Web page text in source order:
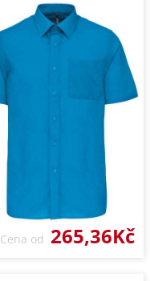
Cena od 265,36Kč